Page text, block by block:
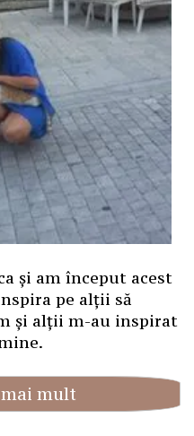
și am început acest
pe alții să
și alții m-au inspirat
mult